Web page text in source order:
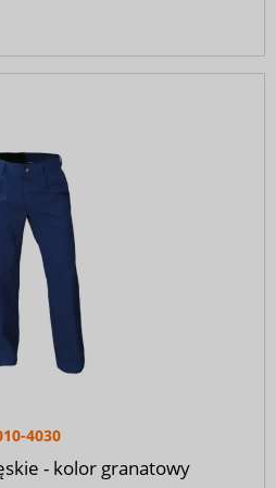
4030
- kolor granatowy